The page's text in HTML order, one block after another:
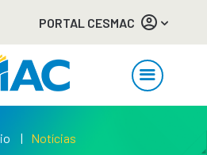
PORTAL CESMAC
Notícias